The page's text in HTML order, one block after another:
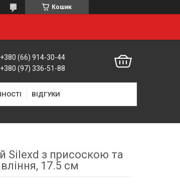
Кошик
+380 (66) 914-30-44
+380 (97) 336-51-88
ВІДГУКИ
Silexd з присоскою та
17.5 см